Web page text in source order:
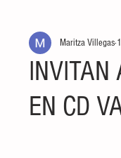
INVITAN
EN CD
Maritza Villegas